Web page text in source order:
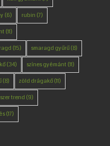
(6) rubin (7)
(11)
(15) smaragd gyűrű(8)
(34) színes gyémánt (11)
(8) zöld drágakő(11)
trend (9)
(17)